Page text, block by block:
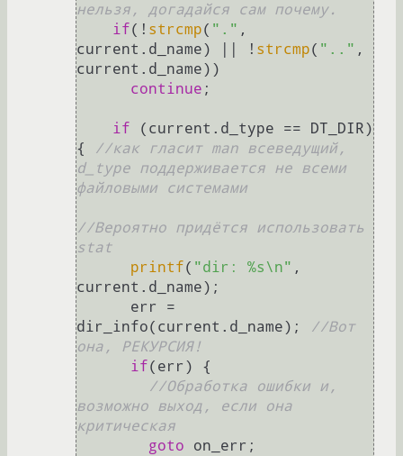
нельзя, догадайся сам почему.
if(! strcmp( "." ,
current.d_name) || ! strcmp( ".." ,
current.d_name))
continue ;
if (current.d_type == DT_DIR)
{
//как гласит man всеведущий,
d_type поддерживается не всеми
файловыми системами
//Вероятно придётся использовать
stat
printf( "dir: %s\n" ,
current.d_name);
dir_info(current.d_name);
//Вот
она, РЕКУРСИЯ!
if(err) {
//Обработка ошибки и,
возможно выход, если она
критическая
goto on_err;